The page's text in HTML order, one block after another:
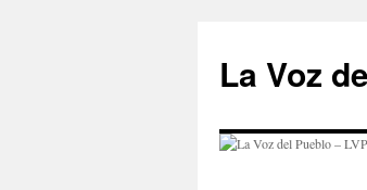
contenido
La Voz